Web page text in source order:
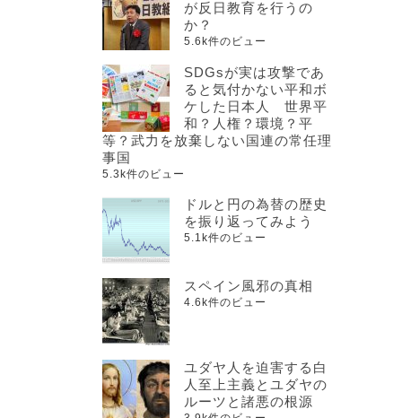
が反日教育を行うの
か？
5.6k件のビュー
SDGsが実は攻撃であ
ると気付かない平和ボ
ケした日本人 世界平
和？人権？環境？平
等？武力を放棄しない国連の常任理
事国
5.3k件のビュー
ドルと円の為替の歴史
を振り返ってみよう
5.1k件のビュー
スペイン風邪の真相
4.6k件のビュー
ユダヤ人を迫害する白
人至上主義とユダヤの
ルーツと諸悪の根源